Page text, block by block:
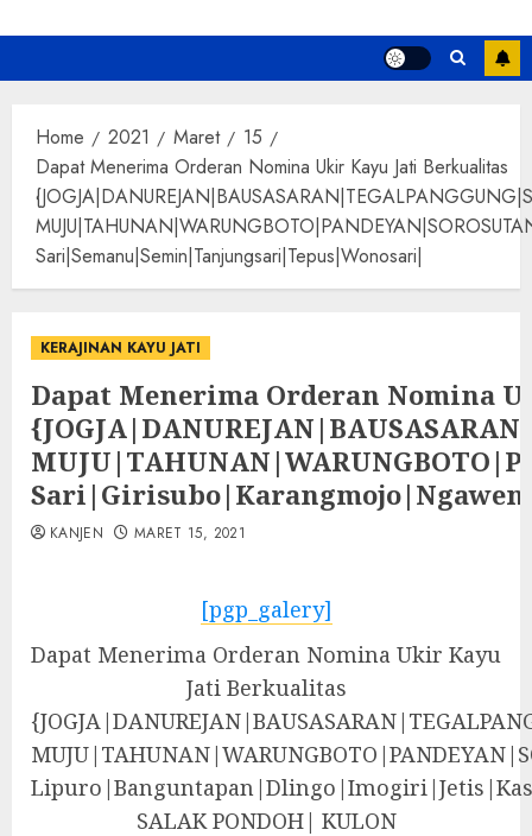
Home 2021 Maret
15
Dapat Menerima Orderan Nomina Ukir Kayu Jati Berkualitas
Sari|Semanu|Semin|Tanjungsari|Tepus|Wonosari|
KERAJINAN KAYU JATI
Dapat Menerima Orderan Nomina
KANJEN MARET 15, 2021
[pgp_galery]
Dapat Menerima Orderan Nomina Ukir Kayu
Jati Berkualitas
SALAK PONDOH| KULON